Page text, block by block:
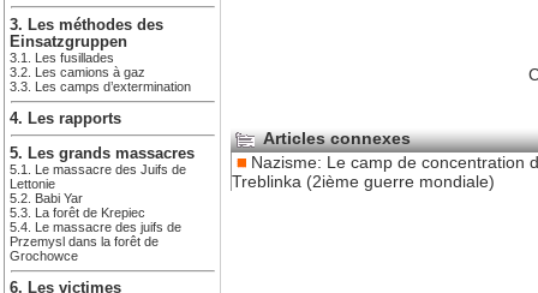
3. Les méthodes des
Einsatzgruppen
3.1. Les fusillades
3.2. Les camions à gaz
3.3. Les camps d’extermination
4. Les rapports
5. Les grands massacres
5.1. Le massacre des Juifs de
Lettonie
5.2. Babi Yar
5.3. La forêt de Krepiec
5.4. Le massacre des juifs de
Przemysl dans la forêt de
Grochowce
6. Les victimes
Articles connexes
Nazisme: Le camp de concentration
Treblinka (2ième guerre mondiale)